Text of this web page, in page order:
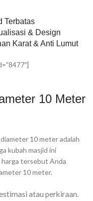
Terbatas
& Design
Karat & Anti Lumut
10 Meter
10 meter adalah
kubah masjid ini
harga tersebut Anda
10 meter.
atau perkiraan.